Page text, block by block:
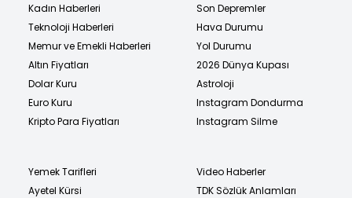
Kadın Haberleri
Teknoloji Haberleri
Memur ve Emekli Haberleri
Altın Fiyatları
Dolar Kuru
Euro Kuru
Kripto Para Fiyatları
Son Depremler
Hava Durumu
Yol Durumu
2026 Dünya Kupası
Astroloji
Instagram Dondurma
Instagram Silme
Yemek Tarifleri
Ayetel Kürsi
Video Haberler
TDK Sözlük Anlamları